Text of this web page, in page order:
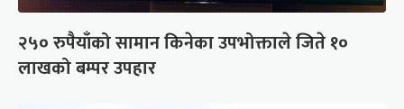
२५० रुपैयाँको सामान किनेका उपभोक्ताले जिते १०
लाखको बम्पर उपहार